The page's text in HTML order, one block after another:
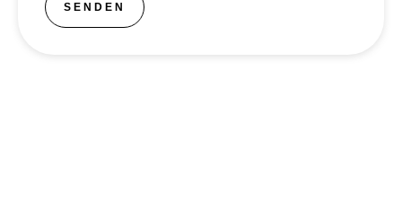
SENDEN